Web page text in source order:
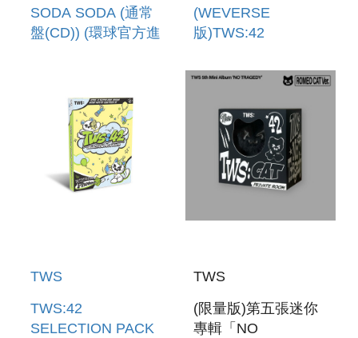
SODA SODA (通常
盤(CD)) (環球官方進
(WEVERSE
版)TWS:42
VOL. 2(韓國進口版)
TWS
TWS:42
SELECTION PACK
TWS
(限量版)第五張迷你
專輯「NO